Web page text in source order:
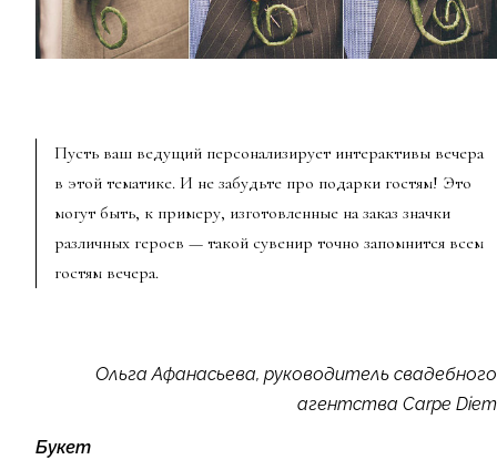
Пусть ваш ведущий персонализирует интерактивы вечера
в этой тематике. И не забудьте про подарки гостям! Это
могут быть, к примеру, изготовленные на заказ значки
различных героев — такой сувенир точно запомнится всем
гостям вечера.
Ольга Афанасьева, руководитель свадебного
агентства Carpe Diem
Букет